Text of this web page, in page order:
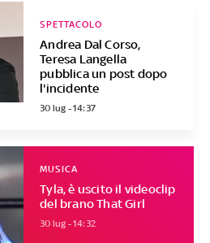
Andrea Dal Corso,
Teresa Langella
pubblica un post dopo
l'incidente
SPETTACOLO
30 lug - 14:37
Tyla, è uscito il videoclip
del brano That Girl
MUSICA
30 lug - 14:32